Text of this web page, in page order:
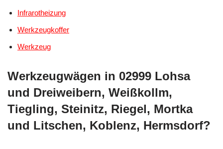
Infrarotheizung
Werkzeugkoffer
Werkzeug
Werkzeugwägen in 02999 Lohsa
und Dreiweibern, Weißkollm,
Tiegling, Steinitz, Riegel, Mortka
und Litschen, Koblenz, Hermsdorf?